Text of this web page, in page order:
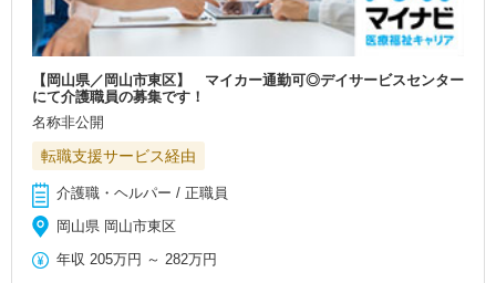
【岡山県／岡山市東区】 マイカー通勤可◎デイサービスセンター
にて介護職員の募集です！
名称非公開
転職支援サービス経由
介護職・ヘルパー / 正職員
岡山県 岡山市東区
年収 205万円 ～282万円